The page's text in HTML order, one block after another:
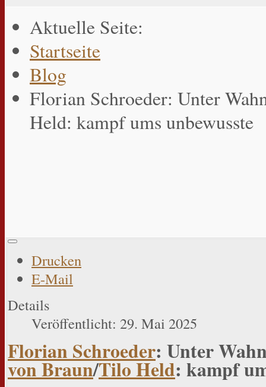
Aktuelle Seite:
Startseite
Blog
Florian Schroeder: Unter
Held: kampf ums unbewusste
Drucken
E-Mail
Details
Veröffentlicht: 29. Mai 2025
Florian Schroeder: Unter
von Braun/Tilo Held: kampf